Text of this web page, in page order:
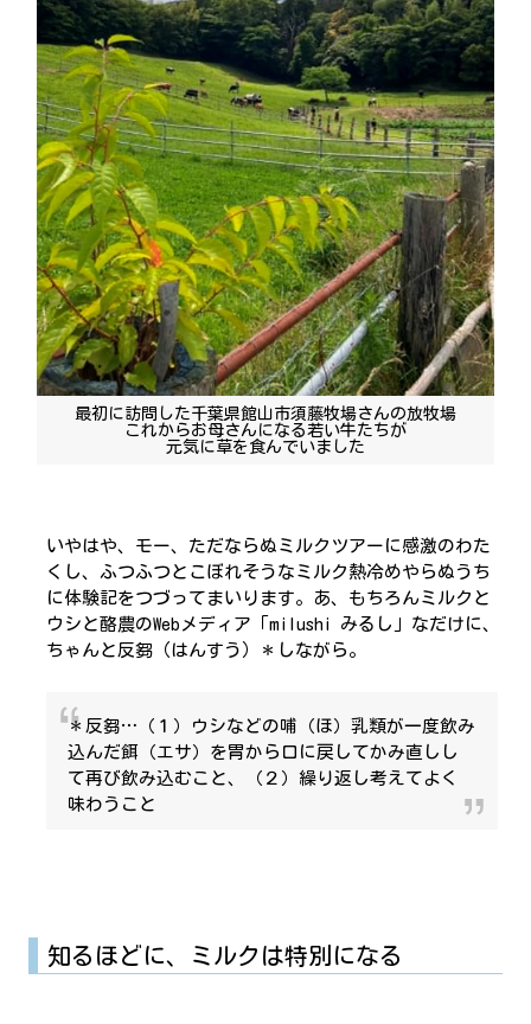
最初に訪問した千葉県館山市須藤牧場さんの放牧場
これからお母さんになる若い牛たちが
元気に草を食んでいました
いやはや、モー、ただならぬミルクツアーに感激のわた
くし、ふつふつとこぼれそうなミルク熱冷めやらぬうち
に体験記をつづってまいります。あ、もちろんミルクと
ウシと酪農のWebメディア「milushi みるし」なだけに、
ちゃんと反芻（はんすう）＊しながら。
＊反芻…（１）ウシなどの哺（ほ）乳類が一度飲み
込んだ餌（エサ）を胃から口に戻してかみ直しし
て再び飲み込むこと、（２）繰り返し考えてよく
味わうこと
知るほどに、ミルクは特別になる